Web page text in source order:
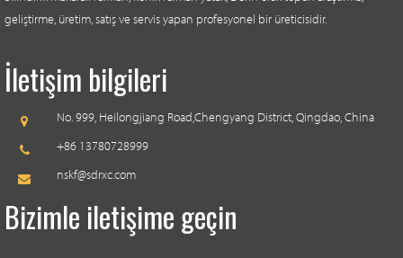
geliştirme, üretim, satış ve servis yapan profesyonel bir üreticisidir.
İletişim bilgileri
No. 999, Heilongjiang Road,Chengyang District, Qingdao, China
+86 13780728999
nskf@sdrxc.com
Bizimle iletişime geçin